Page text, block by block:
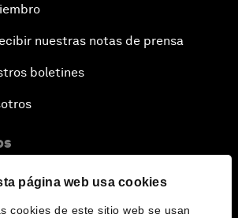
página web usa cookies
cookies de este sitio web se usan
nuestras notas de prensa
boletines
el Foro